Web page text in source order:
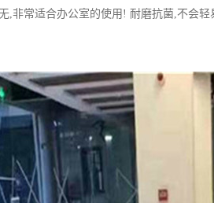
,非常适合办公室的使用! 耐磨抗菌,不会